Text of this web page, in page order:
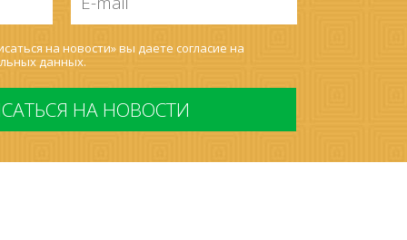
mail
*
на новости» вы даете согласие на
данных.